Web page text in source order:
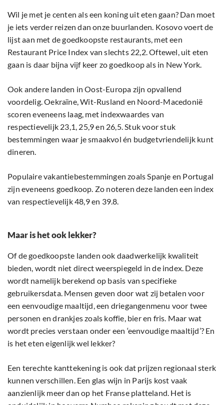
Wil je met je centen als een koning uit eten gaan? Dan moet
je iets verder reizen dan onze buurlanden. Kosovo voert de
lijst aan met de goedkoopste restaurants, met een
Restaurant Price Index van slechts 22,2. Oftewel, uit eten
gaan is daar bijna vijf keer zo goedkoop als in New York.
Ook andere landen in Oost-Europa zijn opvallend
voordelig. Oekraïne, Wit-Rusland en Noord-Macedonië
scoren eveneens laag, met indexwaardes van
respectievelijk 23,1, 25,9 en 26,5. Stuk voor stuk
bestemmingen waar je smaakvol én budgetvriendelijk kunt
dineren.
Populaire vakantiebestemmingen zoals Spanje en Portugal
zijn eveneens goedkoop. Zo noteren deze landen een index
van respectievelijk 48,9 en 39.8.
Maar is het ook lekker?
Of de goedkoopste landen ook daadwerkelijk kwaliteit
bieden, wordt niet direct weerspiegeld in de index. Deze
wordt namelijk berekend op basis van specifieke
gebruikersdata. Mensen geven door wat zij betalen voor
een eenvoudige maaltijd, een driegangenmenu voor twee
personen en drankjes zoals koffie, bier en fris. Maar wat
wordt precies verstaan onder een ‘eenvoudige maaltijd’? En
is het eten eigenlijk wel lekker?
Een terechte kanttekening is ook dat prijzen regionaal sterk
kunnen verschillen. Een glas wijn in Parijs kost vaak
aanzienlijk meer dan op het Franse platteland. Het is